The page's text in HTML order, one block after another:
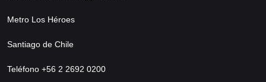
Metro Los Héroes
Santiago de Chile
Teléfono +56 2 2692 0200